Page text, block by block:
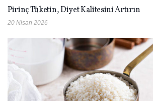
Pirinç Tüketin, Diyet Kalitesini Artırın
20 Nisan 2026